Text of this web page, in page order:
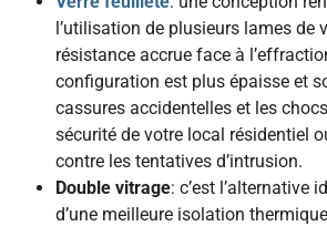
l’utilisation de plusieurs lames de
résistance accrue face à
configuration est plus épaisse et
cassures accidentelles et les
sécurité de votre local résidentiel
contre les tentatives d’intrusion.
Double vitrage: c’est l’alternative
d’une meilleure isolation